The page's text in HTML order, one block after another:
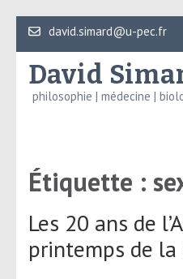
Aller
au
contenu
(Pressez
david.simard@u-pec.fr
David
philosophie | médecine |
Étiquette :
Les 20 ans de
printemps de